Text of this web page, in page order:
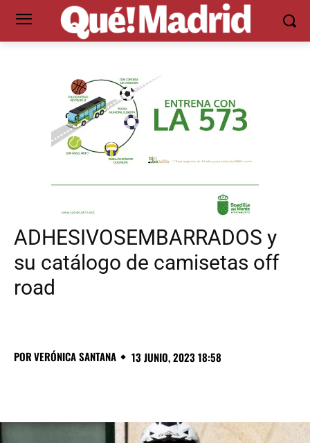
ADHESIVOSEMBARRADOS y
su catálogo de camisetas off
road
PORVERÓNICA SANTANA 13 JUNIO, 2023 18:58